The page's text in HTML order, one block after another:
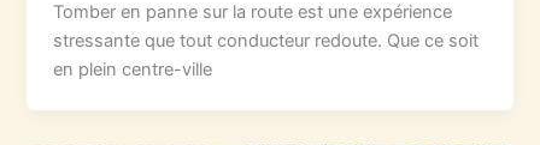
Tomber en panne sur la route est une expérience
stressante que tout conducteur redoute. Que ce soit
en plein centre-ville